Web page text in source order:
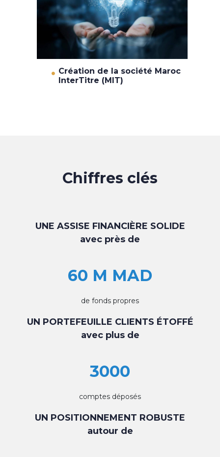
Création de la société Maroc
InterTitre (MIT)
Chiffres clés
UNE ASSISE FINANCIÈRE SOLIDE
avec près de
60 M MAD
de fonds propres
UN PORTEFEUILLE CLIENTS ÉTOFFÉ
avec plus de
3000
comptes déposés
UN POSITIONNEMENT ROBUSTE
autour de